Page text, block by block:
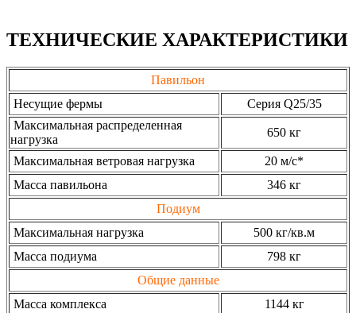
ТЕХНИЧЕСКИЕ ХАРАКТЕРИСТИКИ
Павильон
Несущие фермы
Серия Q25/35
Максимальная распределенная
нагрузка
650 кг
Максимальная ветровая нагрузка
20 м/с*
Масса павильона
346 кг
Подиум
Максимальная нагрузка
500 кг/кв.м
Масса подиума
798 кг
Общие данные
Масса комплекса
1144 кг